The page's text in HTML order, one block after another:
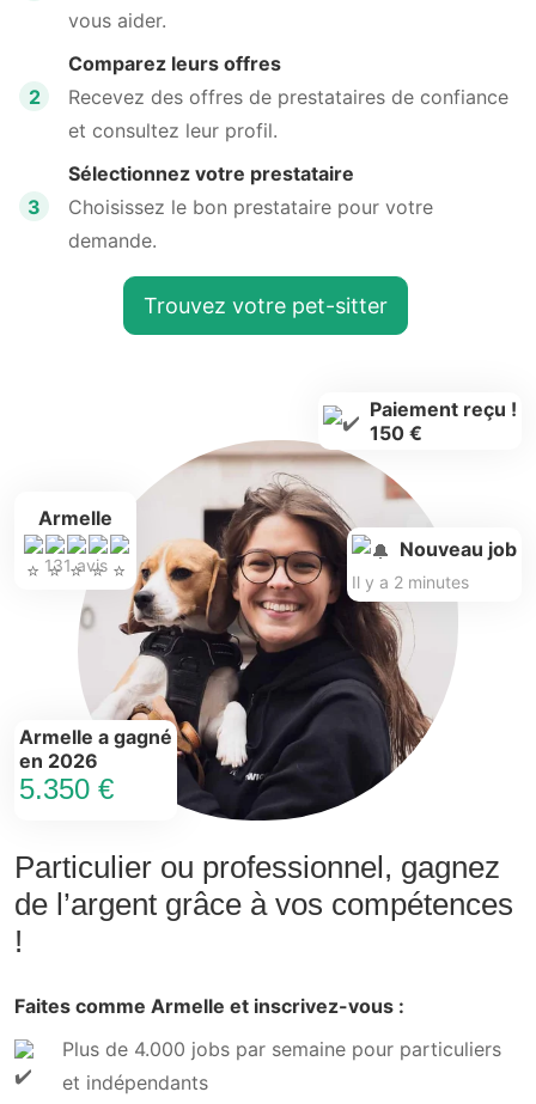
vous aider.
2
Comparez leurs offres
Recevez des offres de prestataires de confiance
et consultez leur profil.
3
Sélectionnez votre prestataire
Choisissez le bon prestataire pour votre
demande.
Trouvez votre pet-sitter
Particulier ou professionnel, gagnez
de l’argent grâce à vos compétences
!
Faites comme Armelle et inscrivez-vous :
Plus de 4.000 jobs par semaine pour particuliers
et indépendants
Armelle
131 avis
Armelle a gagné
en 2026
5.350 €
Paiement reçu !
150 €
Nouveau job
Il y a 2 minutes